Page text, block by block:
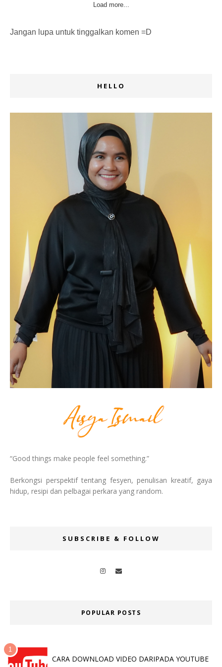
Load more...
Jangan lupa untuk tinggalkan komen =D
HELLO
“Good things make people feel something.”
Berkongsi perspektif tentang fesyen, penulisan kreatif, gaya
hidup, resipi dan pelbagai perkara yang random.
SUBSCRIBE & FOLLOW
POPULAR POSTS
CARA DOWNLOAD VIDEO DARIPADA YOUTUBE